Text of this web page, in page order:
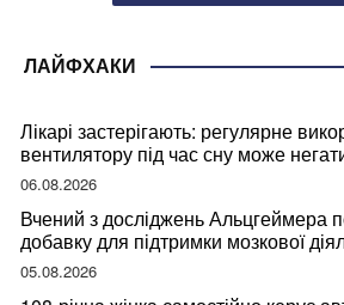
ЛАЙФХАКИ
Лікарі застерігають: регулярне
вентилятору під час сну може
ваше здоров’я
06.08.2026
Вчений з досліджень Альцгеймера
добавку для підтримки мозкової
05.08.2026